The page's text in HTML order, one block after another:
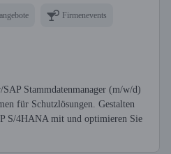
Firmenevents
Stammdatenmanager (m/w/d)
für Schutzlösungen. Gestalten
S/4HANA mit und optimieren Sie